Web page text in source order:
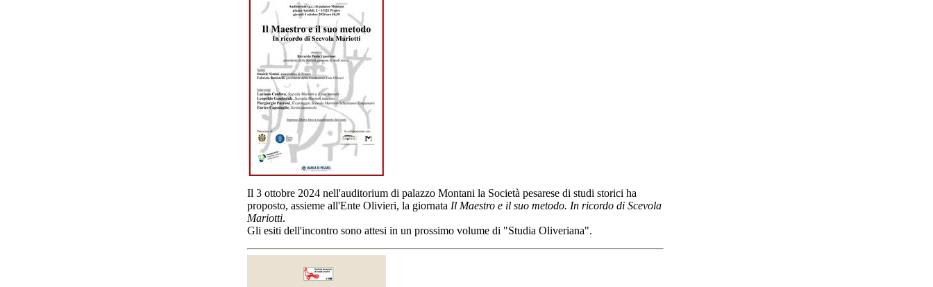
Il 3 ottobre 2024 nell'auditorium di palazzo Montani la Società pesarese di studi storici ha
proposto, assieme all'Ente Olivieri, la giornata Il Maestro e il suo metodo. In ricordo di Scevola
Mariotti.
Gli esiti dell'incontro sono attesi in un prossimo volume di "Studia Oliveriana".